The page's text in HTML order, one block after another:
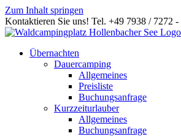
Zum Inhalt springen
Kontaktieren Sie uns! Tel. +49 7938 / 7272 -
Übernachten
Dauercamping
Allgemeines
Preisliste
Buchungsanfrage
Kurzzeiturlauber
Allgemeines
Buchungsanfrage